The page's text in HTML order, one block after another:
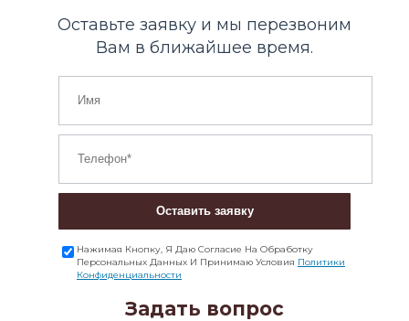
Оставьте заявку и мы перезвоним
Вам в ближайшее время.
Оставить заявку
Нажимая Кнопку, Я Даю Согласие На Обработку
Персональных Данных И Принимаю Условия Политики
Конфиденциальности
Задать вопрос